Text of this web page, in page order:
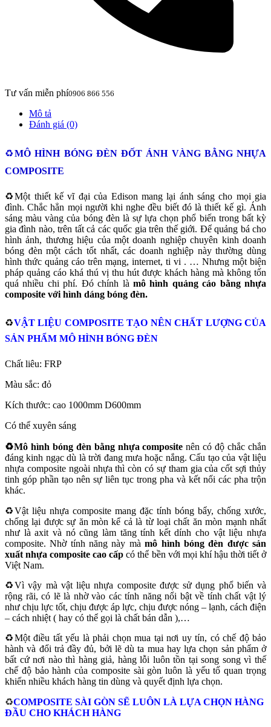
Tư vấn miễn phí0906 866 556
Mô tả
Đánh giá (0)
♻️MÔ HÌNH BÓNG ĐÈN ĐỐT ÁNH VÀNG BẰNG NHỰA
COMPOSITE
♻️Một thiết kế vĩ đại của Edison mang lại ánh sáng cho mọi gia
đình. Chắc hẳn mọi người khi nghe đều biết đó là thiết kế gì. Ánh
sáng màu vàng của bóng đèn là sự lựa chọn phổ biến trong bất kỳ
gia đình nào, trên tất cả các quốc gia trên thế giới. Để quảng bá cho
hình ảnh, thương hiệu của một doanh nghiệp chuyên kinh doanh
bóng đèn một cách tốt nhất, các doanh nghiệp này thường dùng
hình thức quảng cáo trên mạng, internet, ti vi . … Nhưng một biện
pháp quảng cáo khá thú vị thu hút được khách hàng mà không tốn
quá nhiều chi phí. Đó chính là mô hình quảng cáo bằng nhựa
composite với hình dáng bóng đèn.
♻️VẬT LIỆU COMPOSITE TẠO NÊN CHẤT LƯỢNG CỦA
SẢN PHẨM MÔ HÌNH BÓNG ĐÈN
Chất liêu: FRP
Màu sắc: đỏ
Kích thước: cao 1000mm D600mm
Có thể xuyên sáng
♻️Mô hình bóng đèn bằng nhựa composite nên có độ chắc chắn
đáng kinh ngạc dù là trời đang mưa hoặc nắng. Cấu tạo của vật liệu
nhựa composite ngoài nhựa thì còn có sự tham gia của cốt sợi thủy
tinh góp phần tạo nên sự liên tục trong pha và kết nối các pha trộn
khác.
♻️Vật liệu nhựa composite mang đặc tính bóng bẩy, chống xước,
chống lại được sự ăn mòn kể cả là từ loại chất ăn mòn mạnh nhất
như là axit và nó cũng làm tăng tính kết dính cho vật liệu nhựa
composite. Nhờ tính năng này màmô hình bóng đèn được sản
xuất nhựa composite cao cấpcó thể bền với mọi khí hậu thời tiết ở
Việt Nam.
♻️Vì vậy mà vật liệu nhựa composite được sử dụng phổ biến và
rộng rãi, có lẽ là nhờ vào các tính năng nổi bật về tính chất vật lý
như chịu lực tốt, chịu được áp lực, chịu được nóng – lạnh, cách điện
– cách nhiệt ( hay có thể gọi là chất bán dẫn ),…
♻️Một điều tất yếu là phải chọn mua tại nơi uy tín, có chế độ bảo
hành và đổi trả đầy đủ, bởi lẽ dù ta mua hay lựa chọn sản phẩm ở
bất cứ nơi nào thì hàng giả, hàng lỗi luôn tồn tại song song vì thế
chế độ bảo hành của composite sài gòn luôn là yếu tố quan trọng
khiến nhiều khách hàng tin dùng và quyết định lựa chọn.
♻️COMPOSITE SÀI GÒN SẼ LUÔN LÀ LỰA CHỌN HÀNG
ĐẦU CHO KHÁCH HÀNG